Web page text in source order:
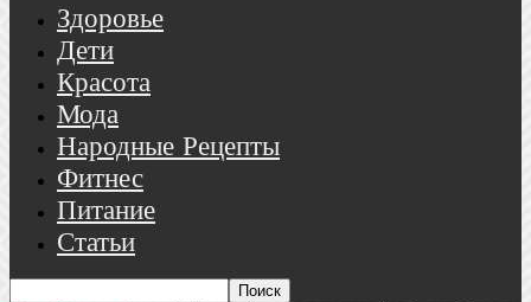
Здоровье
Дети
Красота
Мода
Народные Рецепты
Фитнес
Питание
Статьи